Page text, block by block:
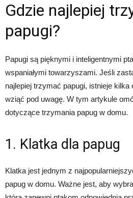
Gdzie najlepiej
papugi?
Papugi są pięknymi i inteligentnymi
wspaniałymi towarzyszami. Jeśli
najlepiej trzymać papugi, istnieje
wziąć pod uwagę. W tym artykule
dotyczące trzymania papug w domu.
1. Klatka dla papug
Klatka jest jednym z
papug w domu. Ważne jest, aby